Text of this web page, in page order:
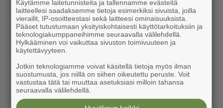
Käytämme laitetunnisteita ja tallennamme evästeitä
laitteellesi saadaksemme tietoja esimerkiksi sivuista, joilla
vierailit, IP-osoitteestasi sekä laitteesi ominaisuuksista.
Pääset tutustumaan yksityiskohtaisesti käyttötarkoituksiin ja
teknologiakumppaneihimme seuraavalla välilehdellä.
Hylkääminen voi vaikuttaa sivuston toimivuuteen ja
käytettävyyteen.
Jotkin teknologiamme voivat käsitellä tietoja myös ilman
suostumusta, jos niillä on siihen oikeutettu peruste. Voit
vastustaa tätä tai muuttaa asetuksiasi milloin tahansa
seuraavalla välilehdellä.